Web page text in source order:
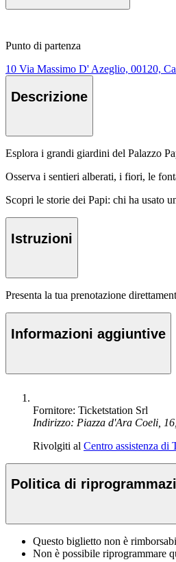
Punto di partenza
10 Via Massimo D' Azeglio, 00120,
Descrizione
Esplora i grandi giardini del Palazzo
Osserva i sentieri alberati, i fiori, le
Scopri le storie dei Papi: chi ha usato
Istruzioni
Presenta la tua prenotazione
Informazioni aggiuntive
Fornitore: Ticketstation Srl
Indirizzo: Piazza d'Ara Coeli,
Rivolgiti al Centro assistenza di
Politica di
Questo biglietto non è
Non è possibile riprogrammare